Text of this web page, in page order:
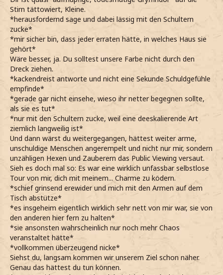
Stirn tättowiert, Kleine.
*herausfordernd sage und dabei lässig mit den Schultern
zucke*
*mir sicher bin, dass jeder erraten hätte, in welches Haus sie
gehört*
Wäre besser, ja. Du solltest unsere Farbe nicht durch den
Dreck ziehen.
*kackendreist antworte und nicht eine Sekunde Schuldgefühle
empfinde*
*gerade gar nicht einsehe, wieso ihr netter begegnen sollte,
als sie es tut*
*nur mit den Schultern zucke, weil eine deeskalierende Art
ziemlich langweilig ist*
Und dann wärst du weitergegangen, hättest weiter arme,
unschuldige Menschen angerempelt und nicht nur mir, sondern
unzähligen Hexen und Zauberern das Public Viewing versaut.
Sieh es doch mal so: Es war eine wirklich unfassbar selbstlose
Tour von mir, dich mit meinem... Charme zu ködern.
*schief grinsend erewider und mich mit den Armen auf dem
Tisch abstütze*
*es insgeheim eigentlich wirklich sehr nett von mir war, sie von
den anderen hier fern zu halten*
*sie ansonsten wahrscheinlich nur noch mehr Chaos
veranstaltet hätte*
*vollkommen überzeugend nicke*
Siehst du, langsam kommen wir unserem Ziel schon näher.
Genau das hättest du tun können.